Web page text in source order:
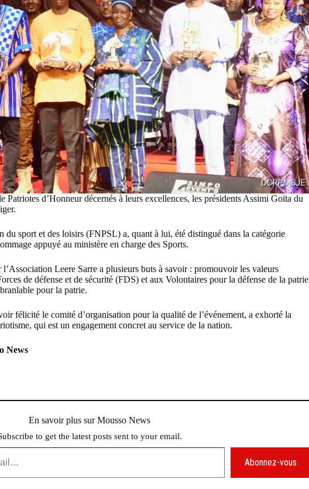
Patriotes d’Honneur décernés à leurs excellences, les présidents Assimi Goïta du
sport et des loisirs (FNPSL) a, quant à lui, été distingué dans la catégorie
appuyé au ministère en charge des Sports.
Leere Sarre a plusieurs buts à savoir : promouvoir les valeurs
de défense et de sécurité (FDS) et aux Volontaires pour la défense de la patrie
pour la patrie.
félicité le comité d’organisation pour la qualité de l’événement, a exhorté la
qui est un engagement concret au service de la nation.
News
En savoir plus sur Mousso News
to get the latest posts sent to your email.
Abonnez-vous